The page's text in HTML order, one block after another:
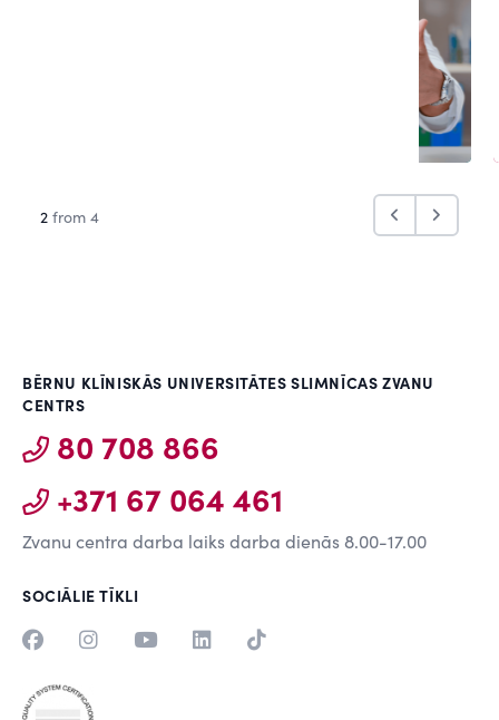
2 from 4
BĒRNU KLĪNISKĀS UNIVERSITĀTES SLIMNĪCAS ZVANU
CENTRS
80 708 866
+371 67 064 461
Zvanu centra darba laiks darba dienās 8.00-17.00
SOCIĀLIE TĪKLI